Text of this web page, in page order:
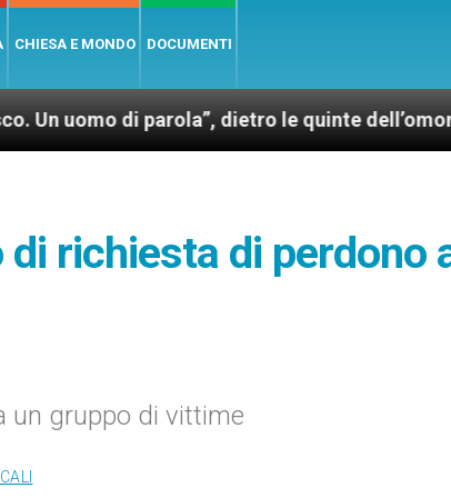
CHIESA E MONDO DOCUMENTI
di parola”, dietro le quinte dell’omonimo film
richiesta di perdono
un gruppo di vittime